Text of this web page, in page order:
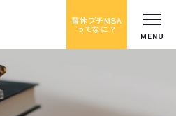
育休プチMBA
ってなに？